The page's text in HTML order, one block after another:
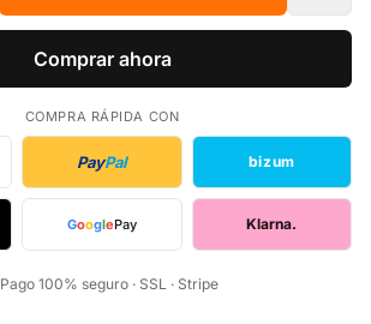
Comprar ahora
COMPRA RÁPIDA CON
PayPal bizum
GooglePay Klarna.
Pago 100% seguro · SSL · Stripe